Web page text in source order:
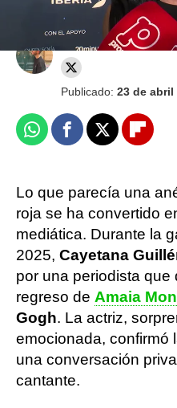
Juan Carrasco
Publicado: 23 de abril
WhatsappFacebook
X
Lo que parecía una
roja se ha convertido
mediática. Durante la
2025, Cayetana
por una periodista que
regreso de Amaia
Gogh. La actriz,
emocionada, confirmó
una conversación
cantante.